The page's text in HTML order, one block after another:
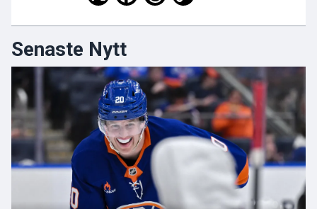
Senaste Nytt